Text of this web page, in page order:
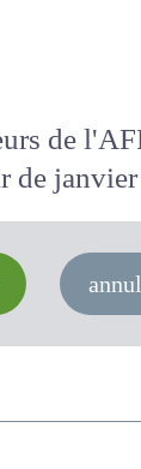
de
partir de